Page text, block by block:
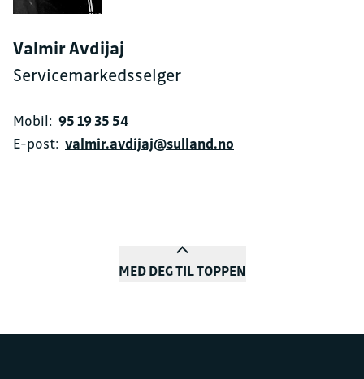
Valmir Avdijaj
Servicemarkedsselger
Mobil: 95 19 35 54
E-post: valmir.avdijaj@sulland.no
MED DEG TIL TOPPEN